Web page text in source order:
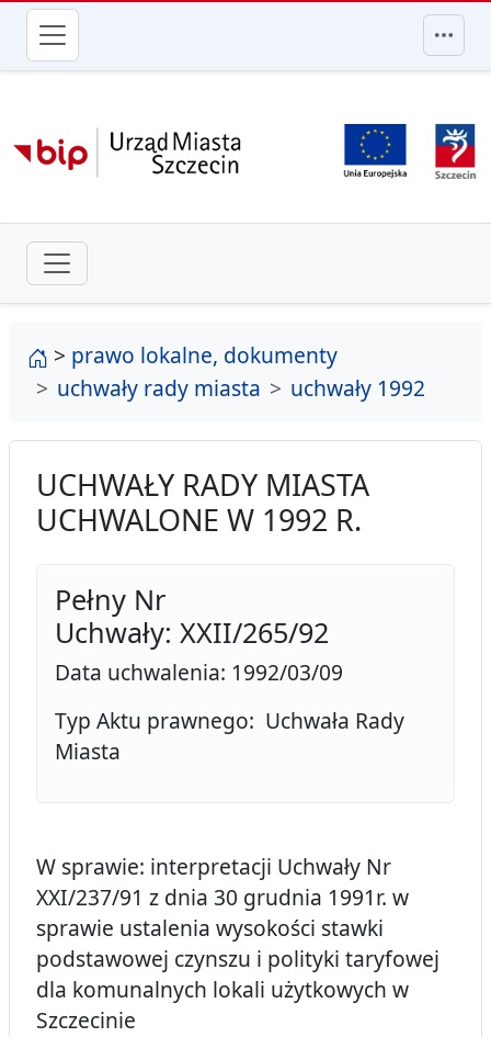
przejdź do głównego menu
strona główna
> prawo lokalne, dokumenty
uchwały rady miasta
uchwały 1992
UCHWAŁY RADY MIASTA
UCHWALONE W 1992 R.
Pełny Nr
Uchwały: XXII/265/92
Data uchwalenia: 1992/03/09
Typ Aktu prawnego: Uchwała Rady
Miasta
W sprawie: interpretacji Uchwały Nr
XXI/237/91 z dnia 30 grudnia 1991r. w
sprawie ustalenia wysokości stawki
podstawowej czynszu i polityki taryfowej
dla komunalnych lokali użytkowych w
Szczecinie